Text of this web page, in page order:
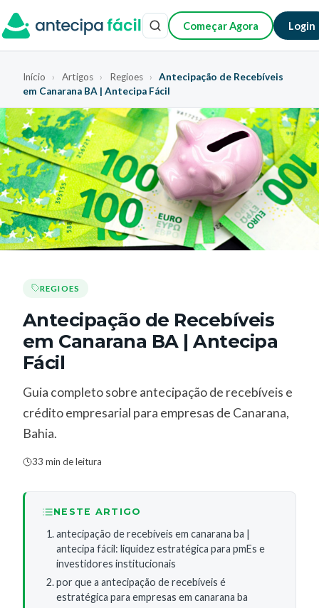
Começar Agora Login
Início › Artigos › Regioes ›
Antecipação de Recebíveis
em Canarana BA | Antecipa Fácil
REGIOES
Antecipação de Recebíveis
em Canarana BA | Antecipa
Fácil
Guia completo sobre antecipação de recebíveis e
crédito empresarial para empresas de Canarana,
Bahia.
33 min de leitura
NESTE ARTIGO
antecipação de recebíveis em canarana ba |
antecipa fácil: liquidez estratégica para pmEs e
investidores institucionais
por que a antecipação de recebíveis é
estratégica para empresas em canarana ba